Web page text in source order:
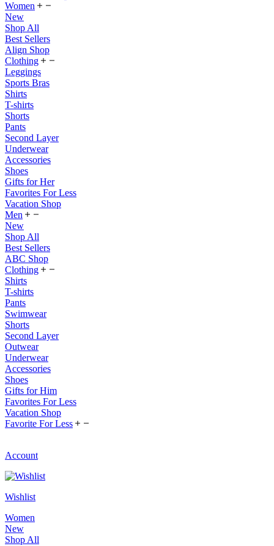
Women
New
Shop All
Best Sellers
Align Shop
Clothing
Leggings
Sports Bras
Shirts
T-shirts
Shorts
Pants
Second Layer
Underwear
Accessories
Shoes
Gifts for Her
Favorites For Less
Vacation Shop
Men
New
Shop All
Best Sellers
ABC Shop
Clothing
Shirts
T-shirts
Pants
Swimwear
Shorts
Second Layer
Outwear
Underwear
Accessories
Shoes
Gifts for Him
Favorites For Less
Vacation Shop
Favorite For Less
Account
Wishlist
Women
New
Shop All